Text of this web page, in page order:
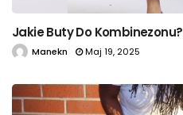
Jakie Buty Do Kombinezonu?
Manekn Maj 19, 2025